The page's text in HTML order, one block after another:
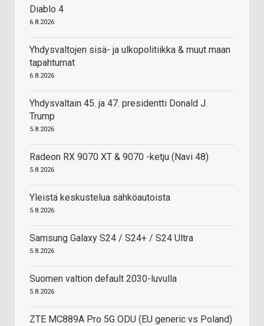
Diablo 4
6.8.2026
Yhdysvaltojen sisä- ja ulkopolitiikka & muut maan
tapahtumat
6.8.2026
Yhdysvaltain 45. ja 47. presidentti Donald J.
Trump
5.8.2026
Radeon RX 9070 XT & 9070 -ketju (Navi 48)
5.8.2026
Yleistä keskustelua sähköautoista
5.8.2026
Samsung Galaxy S24 / S24+ / S24 Ultra
5.8.2026
Suomen valtion default 2030-luvulla
5.8.2026
ZTE MC889A Pro 5G ODU (EU generic vs Poland)